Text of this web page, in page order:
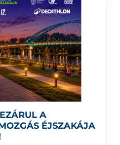
A
ÉJSZAKÁJA